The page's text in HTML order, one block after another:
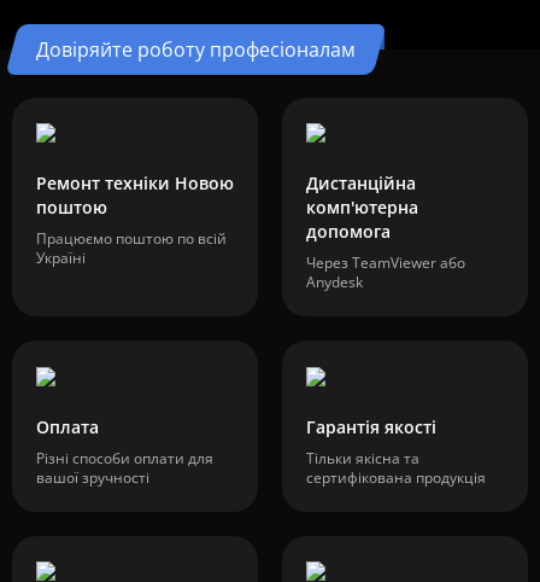
Довіряйте роботу професіоналам
Ремонт техніки Новою
поштою
Працюємо поштою по всій
Україні
Дистанційна
комп'ютерна
допомога
Через TeamViewer або
Anydesk
Оплата
Різні способи оплати для
вашої зручності
Гарантія якості
Тільки якісна та
сертифікована продукція